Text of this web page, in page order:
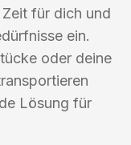
für dich und
ein.
oder deine
Lösung für